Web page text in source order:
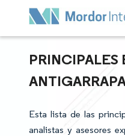
PRINCIPALES
Esta lista de las
analistas y asesores